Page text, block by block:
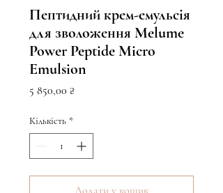
Пептидний крем-емульсія
для зволоження Melume
Power Peptide Micro
Emulsion
5 850,00 ₴
Кількість *